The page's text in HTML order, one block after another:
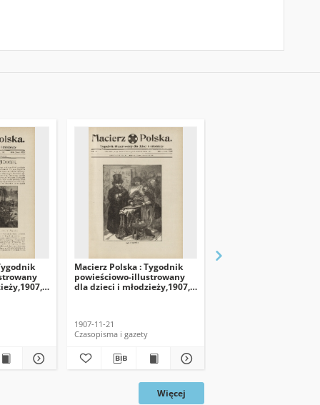
Macierz Polska : Tygodnik
powieściowo-illustrowany
dla dzieci i młodzieży,1907,
1907-11-21
Czasopisma i gazety
Więcej